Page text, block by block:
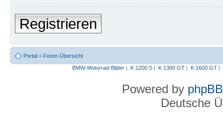
Registrieren
Portal » Foren-Übersicht
BMW-Motorrad-Bilder| K 1200 S| K 1300 GT| K 1600 GT|
Powered by phpBB
Deutsche